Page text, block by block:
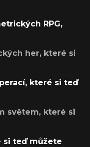
RPG,
her, které si
které si teď
světem, které si
si teď můžete